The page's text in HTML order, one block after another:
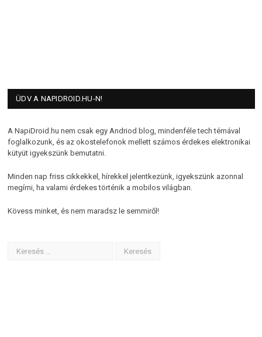
ÜDV A NAPIDROID.HU-N!
A NapiDroid.hu nem csak egy Andriod blog, mindenféle tech témával
foglalkozunk, és az okostelefonok mellett számos érdekes elektronikai
kütyüt igyekszünk bemutatni.
Minden nap friss cikkekkel, hírekkel jelentkezünk, igyekszünk azonnal
megírni, ha valami érdekes történik a mobilos világban.
Kövess minket, és nem maradsz le semmiről!